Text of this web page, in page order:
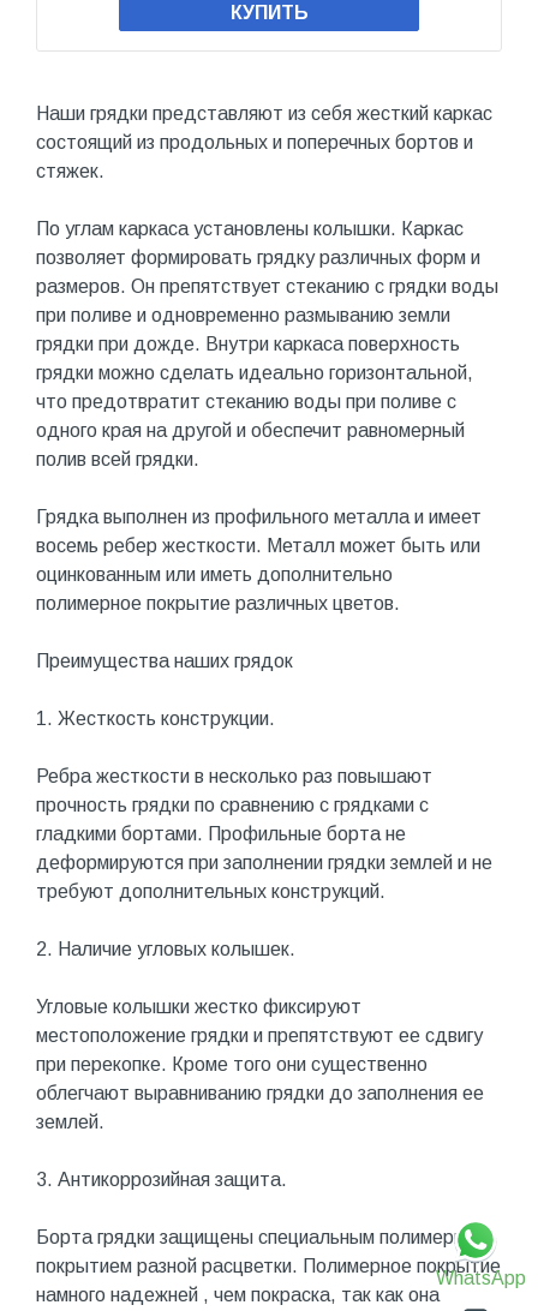
WhatsApp
КУПИТЬ
Наши грядки представляют из себя жесткий каркас
состоящий из продольных и поперечных бортов и
стяжек.
По углам каркаса установлены колышки. Каркас
позволяет формировать грядку различных форм и
размеров. Он препятствует стеканию с грядки воды
при поливе и одновременно размыванию земли
грядки при дожде. Внутри каркаса поверхность
грядки можно сделать идеально горизонтальной,
что предотвратит стеканию воды при поливе с
одного края на другой и обеспечит равномерный
полив всей грядки.
Грядка выполнен из профильного металла и имеет
восемь ребер жесткости. Металл может быть или
оцинкованным или иметь дополнительно
полимерное покрытие различных цветов.
Преимущества наших грядок
1. Жесткость конструкции.
Ребра жесткости в несколько раз повышают
прочность грядки по сравнению с грядками с
гладкими бортами. Профильные борта не
деформируются при заполнении грядки землей и не
требуют дополнительных конструкций.
2. Наличие угловых колышек.
Угловые колышки жестко фиксируют
местоположение грядки и препятствуют ее сдвигу
при перекопке. Кроме того они существенно
облегчают выравниванию грядки до заполнения ее
землей.
3. Антикоррозийная защита.
Борта грядки защищены специальным полимерным
покрытием разной расцветки. Полимерное покрытие
намного надежней , чем покраска, так как она